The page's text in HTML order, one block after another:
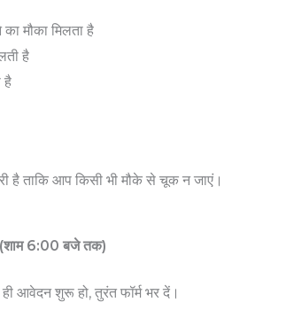
मौका मिलता है
है
है
है ताकि आप किसी भी मौके से चूक न जाएं।
6:00 बजे तक)
आवेदन शुरू हो, तुरंत फॉर्म भर दें।